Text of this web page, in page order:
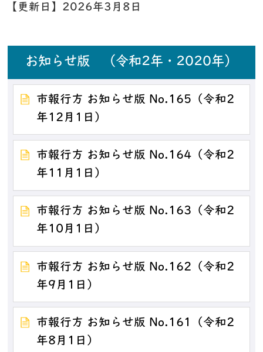
【更新日】 2026年3月8日
お知らせ版 （令和2年・2020年）
市報行方 お知らせ版 No.165（令和2
年12月1日）
市報行方 お知らせ版 No.164（令和2
年11月1日）
市報行方 お知らせ版 No.163（令和2
年10月1日）
市報行方 お知らせ版 No.162（令和2
年9月1日）
市報行方 お知らせ版 No.161（令和2
年8月1日）